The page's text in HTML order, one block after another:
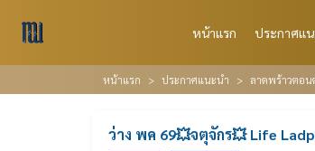
หน้าแรก ประกาศแ
หน้าแรก ประกาศแนะนำ ลาดพร้าวตอน
ว่าง พค 69💥จตุจักร💥 Life